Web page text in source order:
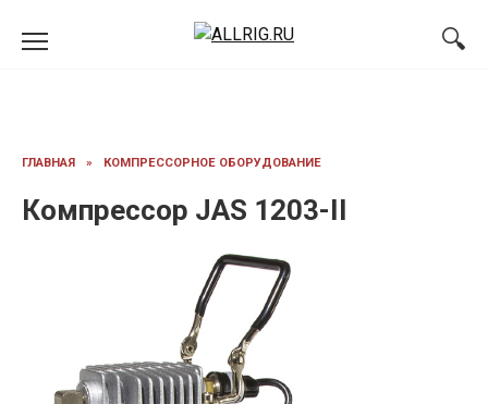
ГЛАВНАЯ » КОМПРЕССОРНОЕ ОБОРУДОВАНИЕ
Компрессор JAS 1203-II